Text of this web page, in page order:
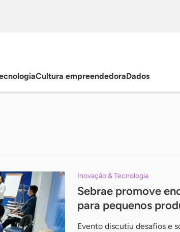
Cultura empreendedoraDados
Inovação & Tecnologia
Sebrae promove
para pequenos
Evento discutiu desafios e